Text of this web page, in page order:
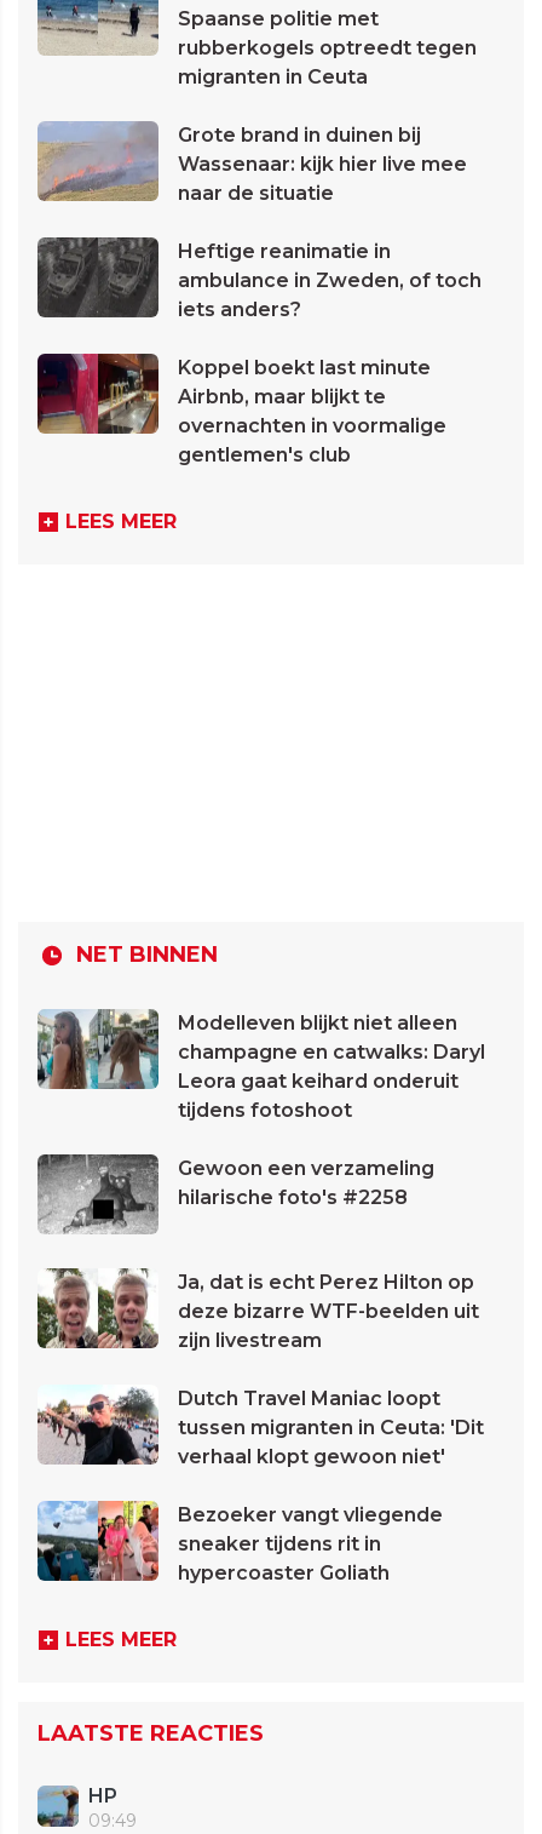
Spaanse politie met
rubberkogels optreedt tegen
migranten in Ceuta
Grote brand in duinen bij
Wassenaar: kijk hier live mee
naar de situatie
Heftige reanimatie in
ambulance in Zweden, of toch
iets anders?
Koppel boekt last minute
Airbnb, maar blijkt te
overnachten in voormalige
gentlemen's club
LEES MEER
NET BINNEN
Modelleven blijkt niet alleen
champagne en catwalks: Daryl
Leora gaat keihard onderuit
tijdens fotoshoot
Gewoon een verzameling
hilarische foto's #2258
Ja, dat is echt Perez Hilton op
deze bizarre WTF-beelden uit
zijn livestream
Dutch Travel Maniac loopt
tussen migranten in Ceuta: 'Dit
verhaal klopt gewoon niet'
Bezoeker vangt vliegende
sneaker tijdens rit in
hypercoaster Goliath
LEES MEER
LAATSTE REACTIES
HP
09:49